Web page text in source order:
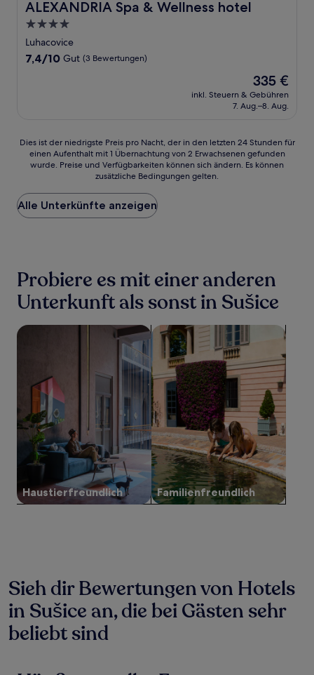
ALEXANDRIA Spa & Wellness hotel
ALEXANDRIA Spa & Wellness hotel
4.0-
Sterne-
Unterkunft
Luhacovice
7.4
7,4/10 Gut (3 Bewertungen)
Der
Preis
beträgt
335 €
inkl. Steuern & Gebühren
7. Aug.–8. Aug.
Dies
der
Preis
pro
Nacht,
24 Stunden
für
einen
mit
gefunden
wurde.
Preise
und
Verfügbarkeiten
können
ändern.
können
zusätzliche
Dies ist der niedrigste Preis pro Nacht, der in den letzten 24 Stunden für
einen Aufenthalt mit 1 Übernachtung von 2 Erwachsenen gefunden
wurde. Preise und Verfügbarkeiten können sich ändern. Es können
zusätzliche Bedingungen gelten.
Alle Unterkünfte anzeigen
Probiere es mit einer anderen
Unterkunft als sonst in Sušice
Haustier­freundlich
Suche nach haustierfreundlichen Unterkünften
Familien­freundlich
Suche nach
Sieh dir Bewertungen von Hotels
in Sušice an, die bei Gästen sehr
beliebt sind